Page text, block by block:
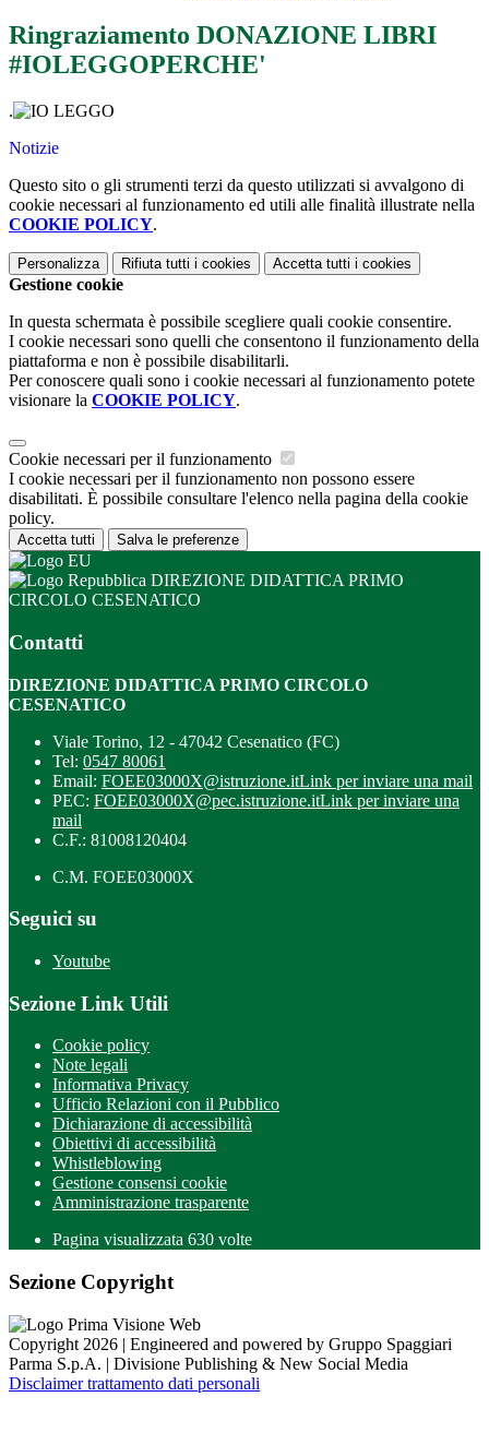
Ringraziamento DONAZIONE LIBRI
#IOLEGGOPERCHE'
.
Notizie
Questo sito o gli strumenti terzi da questo utilizzati si avvalgono di
cookie necessari al funzionamento ed utili alle finalità illustrate nella
COOKIE POLICY.
Personalizza Rifiuta tutti i cookies Accetta tutti i cookies
Gestione cookie
In questa schermata è possibile scegliere quali cookie consentire.
I cookie necessari sono quelli che consentono il funzionamento della
piattaforma e non è possibile disabilitarli.
Per conoscere quali sono i cookie necessari al funzionamento potete
visionare la COOKIE POLICY.
Cookie necessari per il funzionamento
I cookie necessari per il funzionamento non possono essere
disabilitati. È possibile consultare l'elenco nella pagina della cookie
policy.
Accetta tutti Salva le preferenze
DIREZIONE DIDATTICA PRIMO
CIRCOLO CESENATICO
Contatti
DIREZIONE DIDATTICA PRIMO CIRCOLO
CESENATICO
Viale Torino, 12 - 47042 Cesenatico (FC)
Tel: 0547 80061
Email: FOEE03000X@istruzione.itLink per inviare una mail
PEC: FOEE03000X@pec.istruzione.itLink per inviare una
mail
C.F.: 81008120404
C.M. FOEE03000X
Seguici su
Youtube
Sezione Link Utili
Cookie policy
Note legali
Informativa Privacy
Ufficio Relazioni con il Pubblico
Dichiarazione di accessibilità
Obiettivi di accessibilità
Whistleblowing
Gestione consensi cookie
Amministrazione trasparente
Pagina visualizzata 630 volte
Sezione Copyright
Copyright 2026 | Engineered and powered by Gruppo Spaggiari
Parma S.p.A. | Divisione Publishing & New Social Media
Disclaimer trattamento dati personali